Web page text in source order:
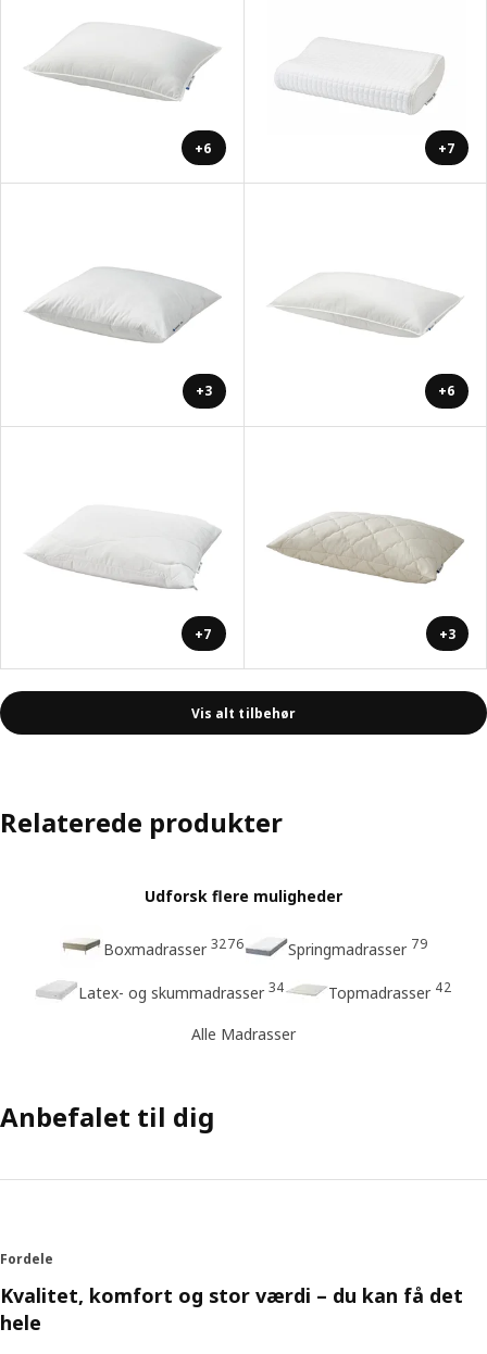
+6 +7
+3 +6
+7 +3
Vis alt tilbehør
Relaterede produkter
Udforsk flere muligheder
Boxmadrasser 3276 Springmadrasser 79
Latex- og skummadrasser 34 Topmadrasser 42
Alle Madrasser
Anbefalet til dig
Fordele
Kvalitet, komfort og stor værdi – du kan få det
hele